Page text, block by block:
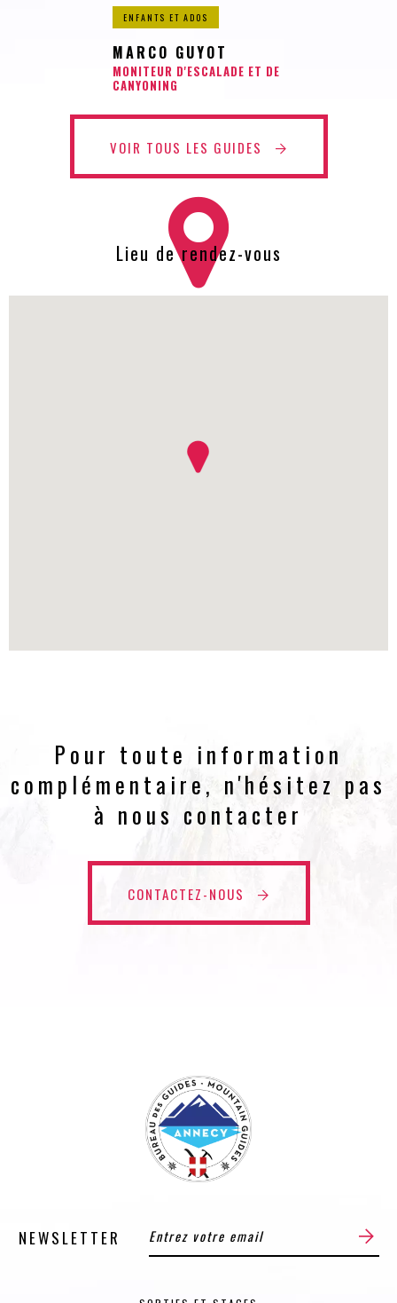
ENFANTS ET ADOS
MARCO GUYOT
MONITEUR D'ESCALADE ET DE
CANYONING
VOIR TOUS LES GUIDES
Lieu de rendez-vous
Pour toute information
complémentaire, n'hésitez pas
à nous contacter
CONTACTEZ-NOUS
NEWSLETTER